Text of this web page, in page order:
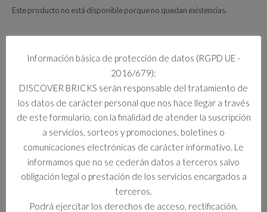
Este producto no está disponible porque no quedan existencias.
Información adicional
Información adicional
Formato
Set
Productos relacionados
Información básica de protección de datos (RGPD UE -
2016/679):
DISCOVER BRICKS serán responsable del tratamiento de
los datos de carácter personal que nos hace llegar a través
de este formulario, con la finalidad de atender la suscripción
a servicios, sorteos y promociones, boletines o
comunicaciones electrónicas de carácter informativo. Le
informamos que no se cederán datos a terceros salvo
obligación legal o prestación de los servicios encargados a
terceros.
Podrá ejercitar los derechos de acceso, rectificación,